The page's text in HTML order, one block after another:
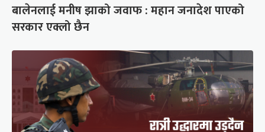
बालेनलाई मनीष झाको जवाफ : महान जनादेश पाएको
सरकार एक्लो छैन